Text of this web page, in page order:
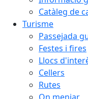
Catàleg de
Turisme
Passejada
Festes i fires
Llocs
Cellers
Rutes